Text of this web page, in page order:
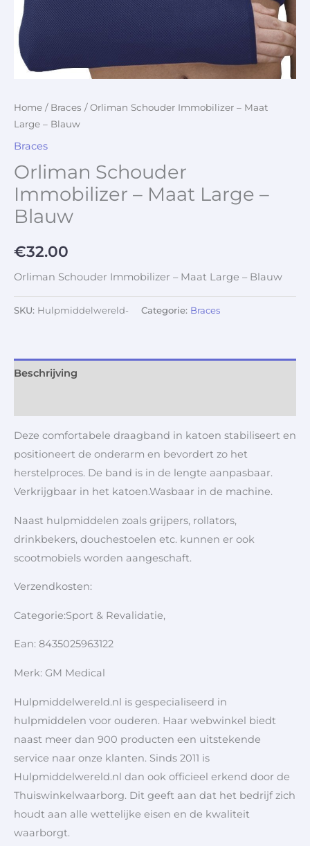
Home / Braces / Orliman Schouder Immobilizer – Maat
Large – Blauw
Braces
Orliman Schouder
Immobilizer – Maat Large –
Blauw
€32.00
Orliman Schouder Immobilizer – Maat Large – Blauw
SKU: Hulpmiddelwereld- Categorie: Braces
Beschrijving
Deze comfortabele draagband in katoen stabiliseert en
positioneert de onderarm en bevordert zo het
herstelproces. De band is in de lengte aanpasbaar.
Verkrijgbaar in het katoen.Wasbaar in de machine.
Naast hulpmiddelen zoals grijpers, rollators,
drinkbekers, douchestoelen etc. kunnen er ook
scootmobiels worden aangeschaft.
Verzendkosten:
Categorie:Sport & Revalidatie,
Ean: 8435025963122
Merk: GM Medical
Hulpmiddelwereld.nl is gespecialiseerd in
hulpmiddelen voor ouderen. Haar webwinkel biedt
naast meer dan 900 producten een uitstekende
service naar onze klanten. Sinds 2011 is
Hulpmiddelwereld.nl dan ook officieel erkend door de
Thuiswinkelwaarborg. Dit geeft aan dat het bedrijf zich
houdt aan alle wettelijke eisen en de kwaliteit
waarborgt.